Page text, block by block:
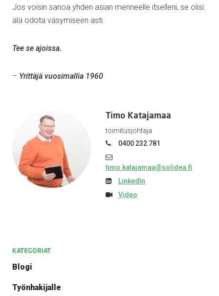
Jos voisin sanoa yhden asian menneelle itselleni, se olisi:
älä odota väsymiseen asti.
Tee se ajoissa.
– Yrittäjä vuosimallia 1960
Timo Katajamaa
toimitusjohtaja
0400 232 781
timo.katajamaa@solidea.fi
LinkedIn
Video
KATEGORIAT
Blogi
Työnhakijalle